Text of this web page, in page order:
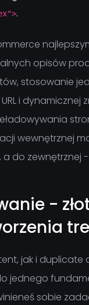
.
opisów
stosowanie
i dynamicznej
wewnętrznej
a do zewnętrznej
-
jak i duplicate
jednego
sobie